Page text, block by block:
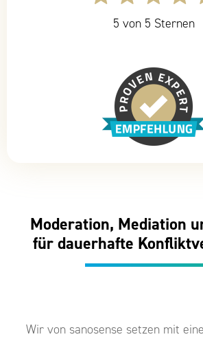
5 von 5 Sternen
Moderation, Mediation
für dauerhafte
Wir von sanosense setzen mit